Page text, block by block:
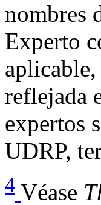
nombres
Experto
reflejada
expertos
UDRP,
4 Véase